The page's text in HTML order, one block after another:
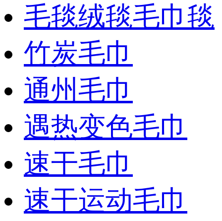
毛毯绒毯毛巾毯
竹炭毛巾
通州毛巾
遇热变色毛巾
速干毛巾
速干运动毛巾